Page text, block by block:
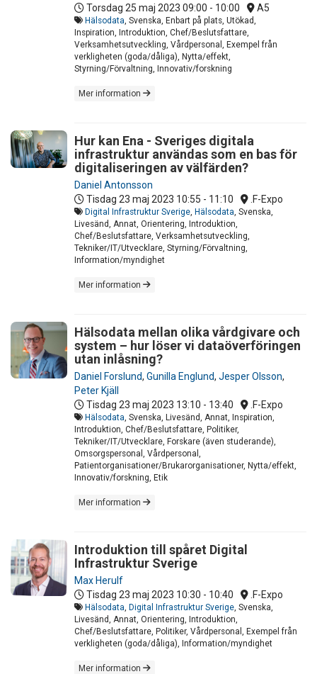
Torsdag 25 maj 2023 09:00 - 10:00 A5
Hälsodata , Svenska, Enbart på plats, Utökad,
Inspiration, Introduktion, Chef/Beslutsfattare,
Verksamhetsutveckling, Vårdpersonal, Exempel från
verkligheten (goda/dåliga), Nytta/effekt,
Styrning/Förvaltning, Innovativ/forskning
Mer information
Hur kan Ena - Sveriges digitala
infrastruktur användas som en bas för
digitaliseringen av välfärden?
Daniel Antonsson
Tisdag 23 maj 2023 10:55 - 11:10 .F-Expo
Digital Infrastruktur Sverige Hälsodata , Svenska,
Livesänd, Annat, Orientering, Introduktion,
Chef/Beslutsfattare, Verksamhetsutveckling,
Tekniker/IT/Utvecklare, Styrning/Förvaltning,
Information/myndighet
Mer information
Hälsodata mellan olika vårdgivare och
system – hur löser vi dataöverföringen
utan inlåsning?
Daniel Forslund, Gunilla Englund, Jesper Olsson,
Peter Kjäll
Tisdag 23 maj 2023 13:10 - 13:40 .F-Expo
Hälsodata , Svenska, Livesänd, Annat, Inspiration,
Introduktion, Chef/Beslutsfattare, Politiker,
Tekniker/IT/Utvecklare, Forskare (även studerande),
Omsorgspersonal, Vårdpersonal,
Patientorganisationer/Brukarorganisationer, Nytta/effekt,
Innovativ/forskning, Etik
Mer information
Introduktion till spåret Digital
Infrastruktur Sverige
Max Herulf
Tisdag 23 maj 2023 10:30 - 10:40 .F-Expo
Hälsodata Digital Infrastruktur Sverige , Svenska,
Livesänd, Annat, Orientering, Introduktion,
Chef/Beslutsfattare, Politiker, Vårdpersonal, Exempel från
verkligheten (goda/dåliga), Information/myndighet
Mer information